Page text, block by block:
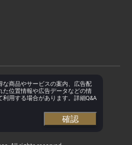
な商品やサービスの案内、広告配
た位置情報や広告データなどの情
用する場合があります。詳細Q&A
確認